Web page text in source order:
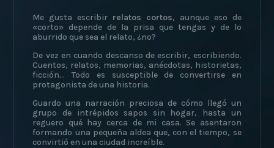
Me gusta escribir relatos cortos, aunque eso de
«corto» depende de la prisa que tengas y de lo
aburrido que sea el relato, ¿no?
De vez en cuando descanso de escribir, escribiendo.
Cuentos, relatos, memorias, anécdotas, historietas,
ficción… Todo es susceptible de convertirse en
protagonista de una historia.
Guardo una narración preciosa de cómo llegó un
grupo de intrépidos sapos sin hogar, hasta un
reguero qué hay cerca de mi casa. Se asentaron
formando una pequeña aldea que, con el tiempo, se
convirtió en una ciudad increíble.